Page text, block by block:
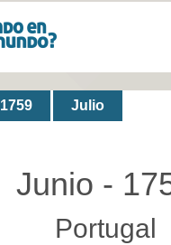
1759 Julio
Junio -
Portugal